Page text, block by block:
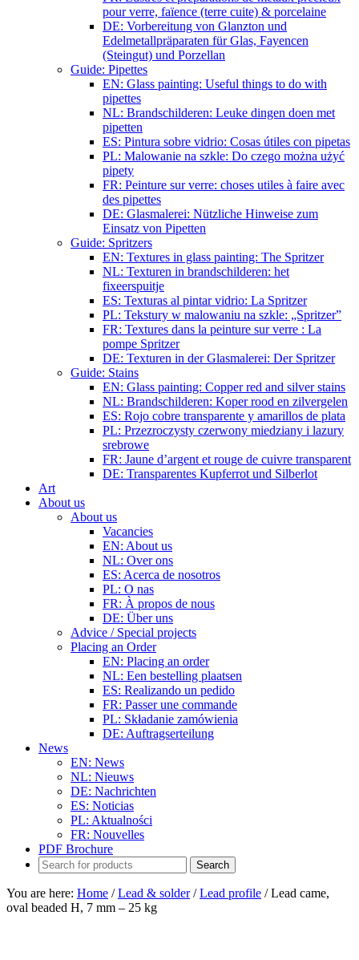
pour verre, faïence (terre cuite) & porcelaine
DE: Vorbereitung von Glanzton und
Edelmetallpräparaten für Glas, Fayencen
(Steingut) und Porzellan
Guide: Pipettes
EN: Glass painting: Useful things to do with
pipettes
NL: Brandschilderen: Leuke dingen doen met
pipetten
ES: Pintura sobre vidrio: Cosas útiles con pipetas
PL: Malowanie na szkle: Do czego można użyć
pipety
FR: Peinture sur verre: choses utiles à faire avec
des pipettes
DE: Glasmalerei: Nützliche Hinweise zum
Einsatz von Pipetten
Guide: Spritzers
EN: Textures in glass painting: The Spritzer
NL: Texturen in brandschilderen: het
fixeerspuitje
ES: Texturas al pintar vidrio: La Spritzer
PL: Tekstury w malowaniu na szkle: „Spritzer”
FR: Textures dans la peinture sur verre : La
pompe Spritzer
DE: Texturen in der Glasmalerei: Der Spritzer
Guide: Stains
EN: Glass painting: Copper red and silver stains
NL: Brandschilderen: Koper rood en zilvergelen
ES: Rojo cobre transparente y amarillos de plata
PL: Przezroczysty czerwony miedziany i lazury
srebrowe
FR: Jaune d’argent et rouge de cuivre transparent
DE: Transparentes Kupferrot und Silberlot
Art
About us
About us
Vacancies
EN: About us
NL: Over ons
ES: Acerca de nosotros
PL: O nas
FR: À propos de nous
DE: Über uns
Advice / Special projects
Placing an Order
EN: Placing an order
NL: Een bestelling plaatsen
ES: Realizando un pedido
FR: Passer une commande
PL: Składanie zamówienia
DE: Auftragserteilung
News
EN: News
NL: Nieuws
DE: Nachrichten
ES: Noticias
PL: Aktualności
FR: Nouvelles
PDF Brochure
You are here: Home / Lead & solder / Lead profile /Lead came,
oval beaded H, 7 mm – 25 kg